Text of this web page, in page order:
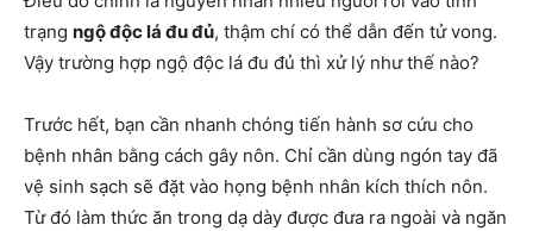
trạng ngộ độc lá đu đủ, thậm chí có thể dẫn đến tử vong.
Vậy trường hợp ngộ độc lá đu đủ thì xử lý như thế nào?
Trước hết, bạn cần nhanh chóng tiến hành sơ cứu cho
bệnh nhân bằng cách gây nôn. Chỉ cần dùng ngón tay đã
vệ sinh sạch sẽ đặt vào họng bệnh nhân kích thích nôn.
Từ đó làm thức ăn trong dạ dày được đưa ra ngoài và ngăn